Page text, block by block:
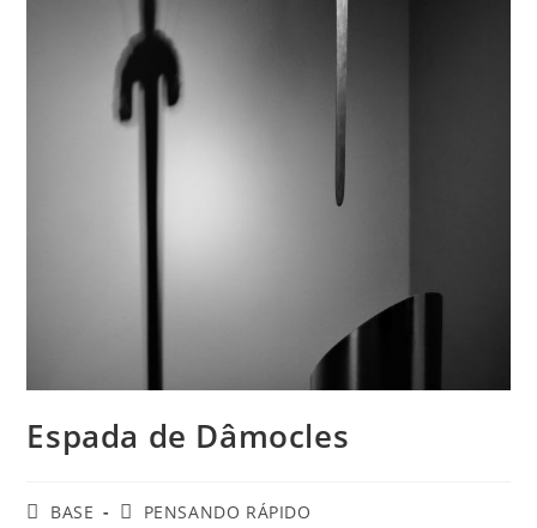
Espada de Dâmocles
BASE PENSANDO RÁPIDO